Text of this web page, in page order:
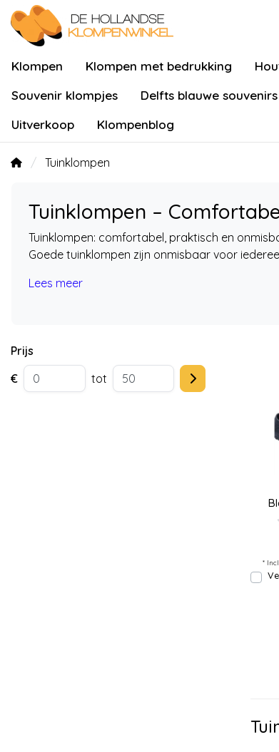
Klompen Klompen met bedrukking
Souvenir klompjes
Delfts blauwe souvenirs
Uitverkoop
Klompenblog
Tuinklompen
Tuinklompen –
Tuinklompen: comfortabel, praktisch en
Goede tuinklompen zijn onmisbaar voor
Lees meer
Prijs
€
tot
*